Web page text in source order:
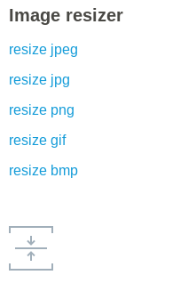
Image resizer
resize jpeg
resize jpg
resize png
resize gif
resize bmp